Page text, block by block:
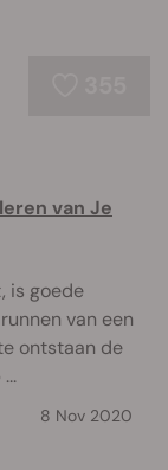
van Je
is goede
van een
ontstaan de
8 Nov 2020